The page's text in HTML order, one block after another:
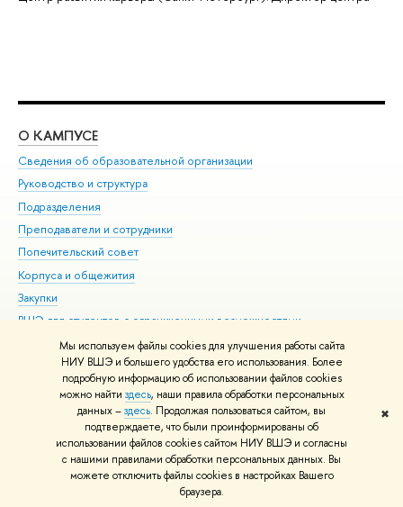
Мы используем файлы cookies для улучшения работы сайта
НИУ ВШЭ и большего удобства его использования. Более
подробную информацию об использовании файлов cookies
можно найти здесь, наши правила обработки персональных
данных –здесь. Продолжая пользоваться сайтом, вы
подтверждаете, что были проинформированы об
использовании файлов cookies сайтом НИУ ВШЭ и согласны
с нашими правилами обработки персональных данных. Вы
можете отключить файлы cookies в настройках Вашего
браузера.
✖
О КАМПУСЕ
Сведения об образовательной организации
Руководство и структура
Подразделения
Преподаватели и сотрудники
Попечительский совет
Корпуса и общежития
Закупки
ВШЭ для студентов с ограниченными возможностями
здоровья и инвалидностью
Версия для слабовидящих
Единая платежная страница
© НИУ ВШЭ 1993–2026 Адреса и контакты Условия использования
материалов Политика конфиденциальности Карта сайта
Шрифты HSE Sans и HSE Slab разработаны вШколе дизайна НИУ ВШЭ